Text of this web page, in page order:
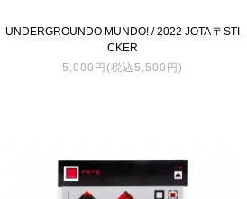
UNDERGROUNDO MUNDO! / 2022 JOTA 〒STI
CKER
5,000円(税込5,500円)